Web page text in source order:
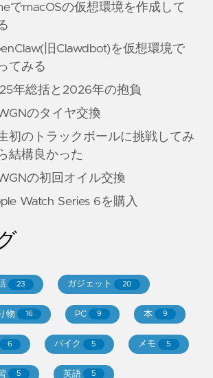
でmacOSの仮想環境を作成して
旧Clawdbot)を仮想環境で
てみる
年総括と2026年の抱負
のタイヤ交換
初のトラックボールに挑戦してみ
結構良かった
の初回オイル交換
Watch Series 6を購入
23 ガジェット 20
物 16 PC 9 本 9
6 バイク 5 メモ 5
5 英語 5